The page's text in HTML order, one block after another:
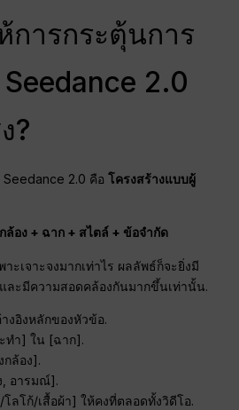
การกระตุ้นการ
2.0
?
2.0 คือโครงสร้างแบบผู้
ล้อง + ฉาก + สไตล์ + ข้อจำกัด
ะเจาะจงมากเท่าไร ผลลัพธ์ก็จะยิ่งมี
ะมีความสอดคล้องกันมากขึ้นเท่านั้น.
งอิงหลักของหัวข้อ.
ทำ] ใน [ฉาก].
กล้อง].
, อารมณ์].
โก้/เสื้อผ้า] ให้คงที่ตลอดทั้งวิดีโอ.